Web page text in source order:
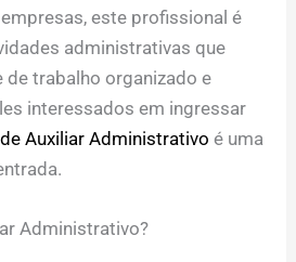
este profissional é
administrativas que
de trabalho organizado e
interessados em ingressar
Auxiliar Administrativo é uma
Administrativo?